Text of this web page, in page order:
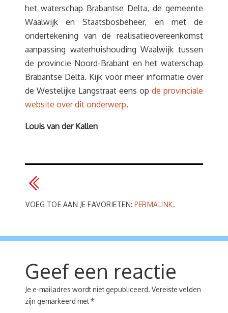
het waterschap Brabantse Delta, de gemeente
Waalwijk en Staatsbosbeheer, en met de
ondertekening van de realisatieovereenkomst
aanpassing waterhuishouding Waalwijk tussen
de provincie Noord-Brabant en het waterschap
Brabantse Delta. Kijk voor meer informatie over
de Westelijke Langstraat eens op de provinciale
website over dit onderwerp.
Louis van der Kallen
VOEG TOE AAN JE FAVORIETEN: PERMALINK.
Geef een reactie
Je e-mailadres wordt niet gepubliceerd. Vereiste velden
zijn gemarkeerd met*